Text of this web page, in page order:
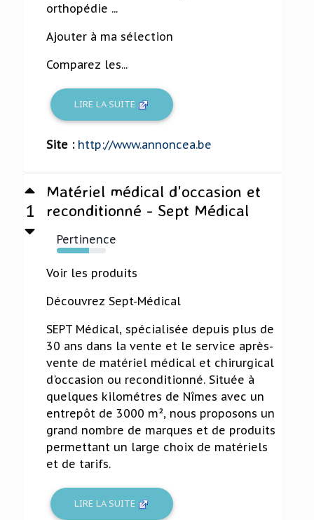
orthopédie ...
Ajouter à ma sélection
Comparez les...
LIRE LA SUITE
Site : http://www.annoncea.be
1
Matériel médical d'occasion et
reconditionné - Sept Médical
Pertinence
66%
Voir les produits
Découvrez Sept-Médical
SEPT Médical, spécialisée depuis plus de
30 ans dans la vente et le service après-
vente de matériel médical et chirurgical
d'occasion ou reconditionné. Située à
quelques kilométres de Nîmes avec un
entrepôt de 3000 m², nous proposons un
grand nombre de marques et de produits
permettant un large choix de matériels
et de tarifs.
LIRE LA SUITE